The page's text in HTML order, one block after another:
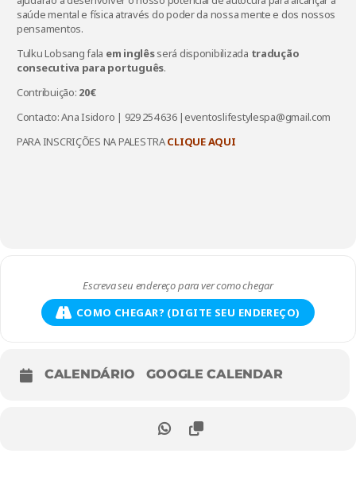
saúde mental e física através do poder da nossa mente e dos nossos
pensamentos.
Tulku Lobsang fala em inglêsserá disponibilizada tradução
consecutiva para português.
Contribuição: 20€
Contacto: Ana Isidoro | 929 254 636 |eventoslifestylespa@gmail.com
PARA INSCRIÇÕES NA PALESTRACLIQUE AQUI
COMO CHEGAR? (DIGITE SEU ENDEREÇO)
CALENDÁRIO GOOGLE CALENDAR